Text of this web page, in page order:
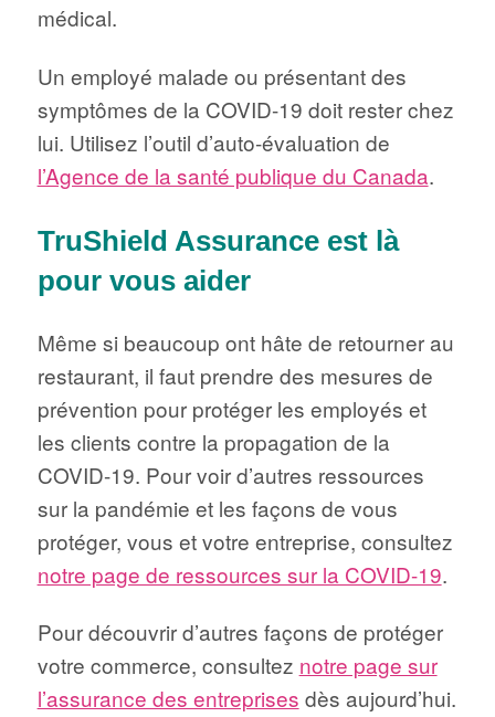
médical.
Un employé malade ou présentant des
symptômes de la COVID-19 doit rester chez
lui. Utilisez l’outil d’auto-évaluation de
l’Agence de la santé publique du Canada.
TruShield Assurance est là
pour vous aider
Même si beaucoup ont hâte de retourner au
restaurant, il faut prendre des mesures de
prévention pour protéger les employés et
les clients contre la propagation de la
COVID-19. Pour voir d’autres ressources
sur la pandémie et les façons de vous
protéger, vous et votre entreprise, consultez
notre page de ressources sur la COVID-19.
Pour découvrir d’autres façons de protéger
votre commerce, consultez notre page sur
l’assurance des entreprises dès aujourd’hui.